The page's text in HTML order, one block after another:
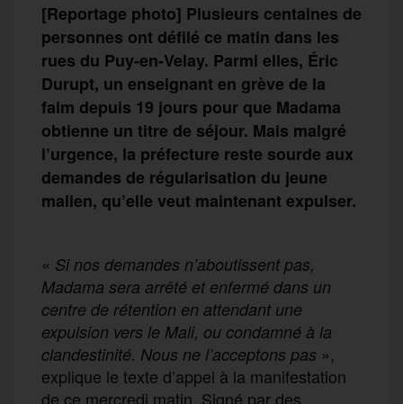
[Reportage photo] Plusieurs centaines de
personnes ont défilé ce matin dans les
rues du Puy-en-Velay. Parmi elles, Éric
Durupt, un enseignant en grève de la
faim depuis 19 jours pour que Madama
obtienne un titre de séjour. Mais malgré
l’urgence, la préfecture reste sourde aux
demandes de régularisation du jeune
malien, qu’elle veut maintenant expulser.
« Si nos demandes n’aboutissent pas,
Madama sera arrêté et enfermé dans un
centre de rétention en attendant une
expulsion vers le Mali, ou condamné à la
clandestinité. Nous ne l’acceptons pas »,
explique le texte d’appel à la manifestation
de ce mercredi matin. Signé par des